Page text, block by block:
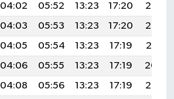
04:02 05:52 13:23 17:20
20:43
04:03 05:53 13:23 17:20
20:42
04:05 05:54 13:23 17:19
20:41
04:06 05:55 13:23 17:19
20:40
04:08 05:56 13:23 17:19
20:39